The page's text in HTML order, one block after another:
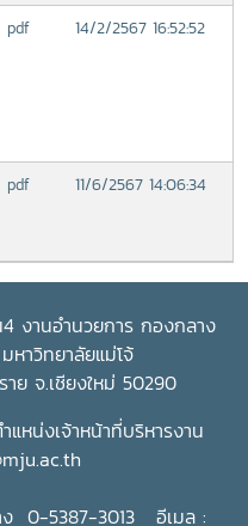
pdf 14/2/2567 16:52:52
pdf 11/6/2567 14:06:34
งานอำนวยการ กองกลาง
หาวิทยาลัยแม่โจ้
ย จ.เชียงใหม่ 50290
หน่งเจ้าหน้าที่บริหารงาน
ง 0-5387-3013 อีเมล :